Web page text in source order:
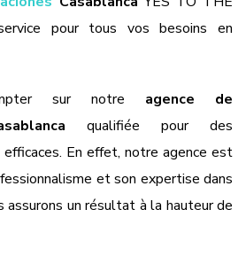
pour tous vos besoins en
sur notre agence de
qualifiée pour des
En effet, notre agence est
et son expertise dans
assurons un résultat à la hauteur de